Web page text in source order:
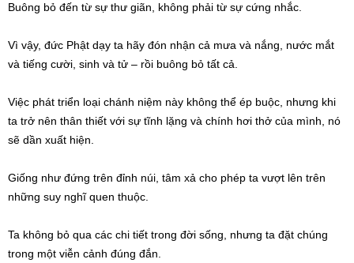
Buông bỏ đến từ sự thư giãn, không phải từ sự cứng nhắc.
Vì vậy, đức Phật dạy ta hãy đón nhận cả mưa và nắng, nước mắt
và tiếng cười, sinh và tử – rồi buông bỏ tất cả.
Việc phát triển loại chánh niệm này không thể ép buộc, nhưng khi
ta trở nên thân thiết với sự tĩnh lặng và chính hơi thở của mình, nó
sẽ dần xuất hiện.
Giống như đứng trên đỉnh núi, tâm xả cho phép ta vượt lên trên
những suy nghĩ quen thuộc.
Ta không bỏ qua các chi tiết trong đời sống, nhưng ta đặt chúng
trong một viễn cảnh đúng đắn.